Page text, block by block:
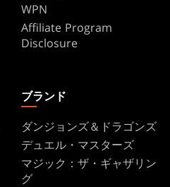
WPN
Affiliate Program
Disclosure
ブランド
ダンジョンズ＆ドラゴンズ
デュエル・マスターズ
マジック：ザ・ギャザリン
グ